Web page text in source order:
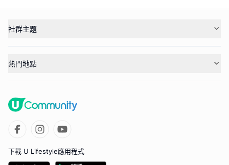
社群主題
熱門地點
下載 U Lifestyle應用程式